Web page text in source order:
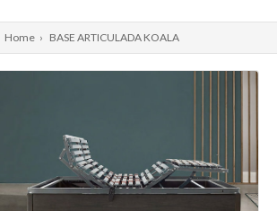
Home › BASE ARTICULADA KOALA